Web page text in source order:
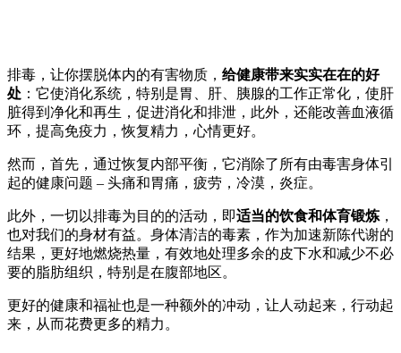
排毒，让你摆脱体内的有害物质， 给健康带来实实在在的好
处 ：它使消化系统，特别是胃、肝、胰腺的工作正常化，使肝
脏得到净化和再生，促进消化和排泄，此外，还能改善血液循
环，提高免疫力，恢复精力，心情更好。
然而，首先，通过恢复内部平衡，它消除了所有由毒害身体引
起的健康问题 – 头痛和胃痛，疲劳，冷漠，炎症。
此外，一切以排毒为目的的活动，即适当的饮食和体育锻炼 ，
也对我们的身材有益。身体清洁的毒素，作为加速新陈代谢的
结果，更好地燃烧热量，有效地处理多余的皮下水和减少不必
要的脂肪组织，特别是在腹部地区。
更好的健康和福祉也是一种额外的冲动，让人动起来，行动起
来，从而花费更多的精力。